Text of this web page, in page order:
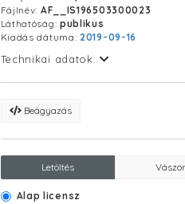
Fájlnév: AF__IS196503300023
Láthatóság: publikus
Kiadás dátuma: 2019-09-16
Technikai adatok:
Beágyazás
Letöltés
Alap licensz